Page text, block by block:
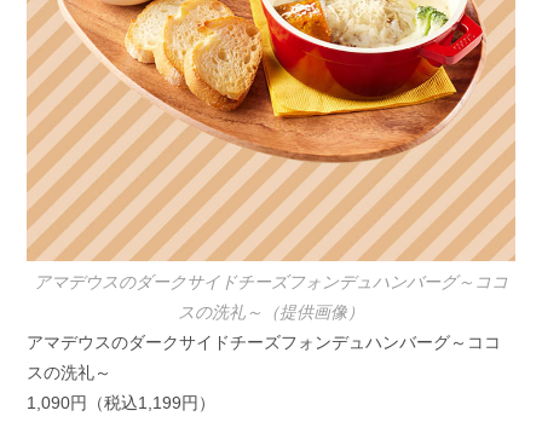
アマデウスのダークサイドチーズフォンデュハンバーグ～ココ
スの洗礼～（提供画像）
アマデウスのダークサイドチーズフォンデュハンバーグ～ココ
スの洗礼～
1,090円（税込1,199円）